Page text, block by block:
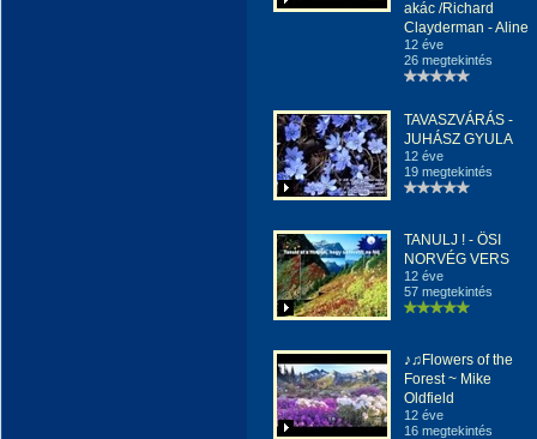
akác /Richard
Clayderman - Aline
12 éve
26 megtekintés
TAVASZVÁRÁS -
JUHÁSZ GYULA
12 éve
19 megtekintés
TANULJ ! - ÖSI
NORVÉG VERS
12 éve
57 megtekintés
♪♫Flowers of the
Forest ~ Mike
Oldfield
12 éve
16 megtekintés